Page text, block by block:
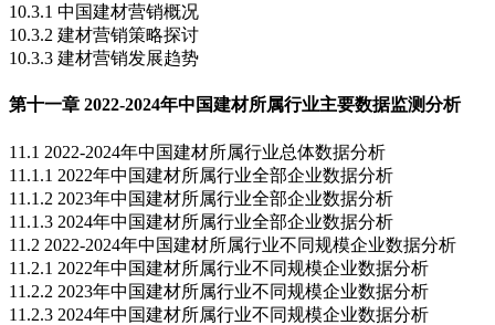
10.3.1 中国建材营销概况
10.3.2 建材营销策略探讨
10.3.3 建材营销发展趋势
第十一章 2022-2024年中国建材所属行业主要数据监测分析
11.1 2022-2024年中国建材所属行业总体数据分析
11.1.1 2022年中国建材所属行业全部企业数据分析
11.1.2 2023年中国建材所属行业全部企业数据分析
11.1.3 2024年中国建材所属行业全部企业数据分析
11.2 2022-2024年中国建材所属行业不同规模企业数据分析
11.2.1 2022年中国建材所属行业不同规模企业数据分析
11.2.2 2023年中国建材所属行业不同规模企业数据分析
11.2.3 2024年中国建材所属行业不同规模企业数据分析